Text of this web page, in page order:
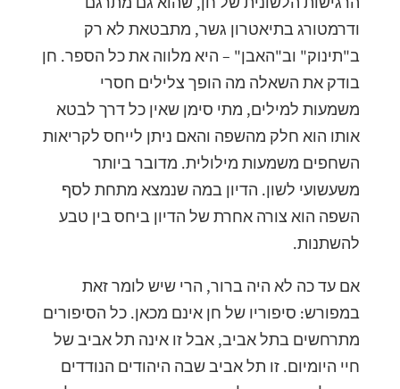
ודרמטורג בתיאטרון גשר, מתבטאת לא רק
ב"תינוק" וב"האבן" – היא מלווה את כל הספר. חן
בודק את השאלה מה הופך צלילים חסרי
משמעות למילים, מתי סימן שאין כל דרך לבטא
אותו הוא חלק מהשפה והאם ניתן לייחס לקריאות
השחפים משמעות מילולית. מדובר ביותר
משעשועי לשון. הדיון במה שנמצא מתחת לסף
השפה הוא צורה אחרת של הדיון ביחס בין טבע
להשתנות.
אם עד כה לא היה ברור, הרי שיש לומר זאת
במפורש: סיפוריו של חן אינם מכאן. כל הסיפורים
מתרחשים בתל אביב, אבל זו אינה תל אביב של
חיי היומיום. זו תל אביב שבה היהודים הנודדים